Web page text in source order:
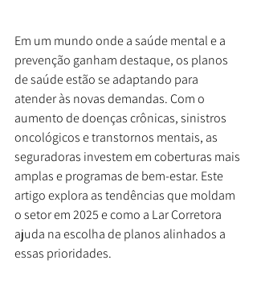
Em um mundo onde a saúde mental e a
prevenção ganham destaque, os planos
de saúde estão se adaptando para
atender às novas demandas. Com o
aumento de doenças crônicas, sinistros
oncológicos e transtornos mentais, as
seguradoras investem em coberturas mais
amplas e programas de bem-estar. Este
artigo explora as tendências que moldam
o setor em 2025 e como a Lar Corretora
ajuda na escolha de planos alinhados a
essas prioridades.